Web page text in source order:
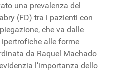
una prevalenza del
(FD) tra i pazienti con
che va dalle
alle forme
da Raquel Machado
l’importanza dello